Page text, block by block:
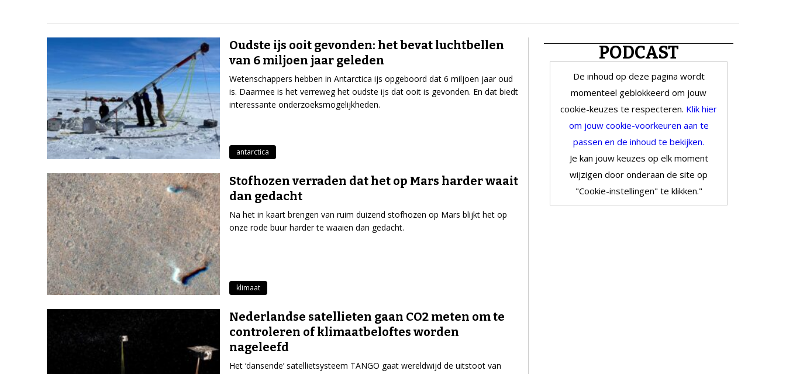
Oudste ijs ooit gevonden: het bevat luchtbellen
van 6 miljoen jaar geleden
Wetenschappers hebben in Antarctica ijs opgeboord dat 6 miljoen jaar oud
is. Daarmee is het verreweg het oudste ijs dat ooit is gevonden. En dat biedt
interessante onderzoeksmogelijkheden.
antarctica
Stofhozen verraden dat het op Mars harder waait
dan gedacht
Na het in kaart brengen van ruim duizend stofhozen op Mars blijkt het op
onze rode buur harder te waaien dan gedacht.
klimaat
Nederlandse satellieten gaan CO2 meten om te
controleren of klimaatbeloftes worden
nageleefd
Het ‘dansende’ satellietsysteem TANGO gaat wereldwijd de uitstoot van
PODCAST
De inhoud op deze pagina wordt
momenteel geblokkeerd om jouw
cookie-keuzes te respecteren. Klik hier
om jouw cookie-voorkeuren aan te
passen en de inhoud te bekijken.
Je kan jouw keuzes op elk moment
wijzigen door onderaan de site op
"Cookie-instellingen" te klikken."